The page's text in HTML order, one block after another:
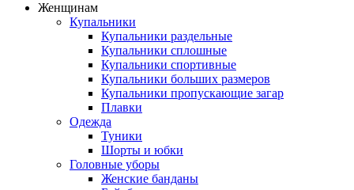
Женщинам
Купальники
Купальники раздельные
Купальники сплошные
Купальники спортивные
Купальники больших размеров
Купальники пропускающие загар
Плавки
Одежда
Туники
Шорты и юбки
Головные уборы
Женские банданы